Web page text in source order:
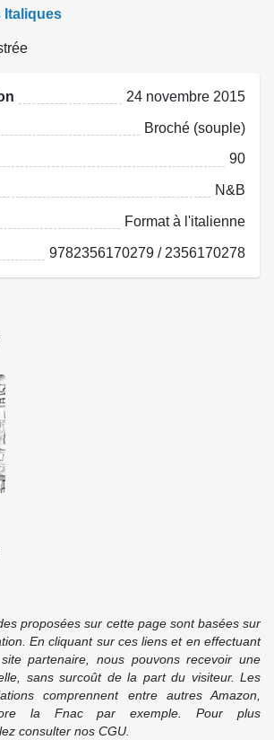
Italiques
24 novembre 2015
Broché (souple)
90
N&B
Format à l'italienne
9782356170279 / 2356170278
proposées sur cette page sont basées sur
En cliquant sur ces liens et en effectuant
partenaire, nous pouvons recevoir une
sans surcoût de la part du visiteur. Les
comprennent entre autres Amazon,
la Fnac par exemple. Pour plus
consulter nos CGU.